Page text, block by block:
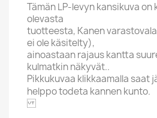
Tämän LP-levyn kansikuva
olevasta
tuotteesta, Kanen
ei ole käsitelty),
ainoastaan rajaus kantta
kulmatkin näkyvät..
Pikkukuvaa klikkaamalla saat
helppo todeta kannen kunto.